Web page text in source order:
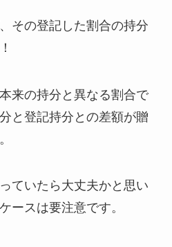
その登記した割合の持分
来の持分と異なる割合で
と登記持分との差額が贈
ていたら大丈夫かと思い
ースは要注意です。